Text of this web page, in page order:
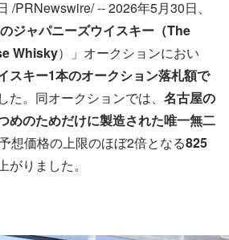
/PRNewswire/ -- 2026年5月30日、
ジャパニーズウイスキー（The
Whisky）」オークションにおい
スキー1本のオークション落札額で
た。同オークションでは、 名古屋の
めのためだけに製造された唯一無二
想価格の上限のほぼ2倍となる825
がりました。